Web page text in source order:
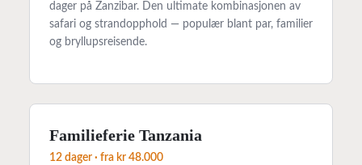
dager på Zanzibar. Den ultimate kombinasjonen av
safari og strandopphold — populær blant par, familier
og bryllupsreisende.
Familieferie Tanzania
12 dager · fra kr 48.000